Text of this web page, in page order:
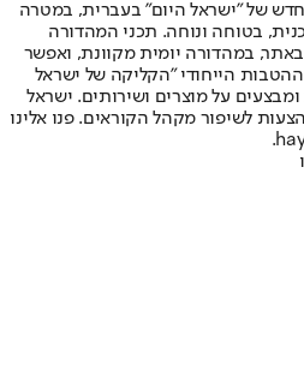
של "ישראל היום" בעברית, במטרה
בטוחה ונוחה. תכני המהדורה
במהדורה יומית מקוונת, ואפשר
ההטבות הייחודי "הקליקה של ישראל
על מוצרים ושירותים. ישראל
לשיפור מקהל הקוראים. פנו אלינו